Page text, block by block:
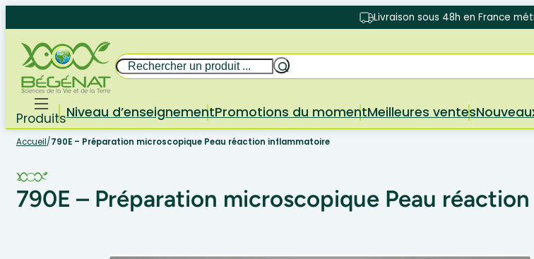
au
contenu
Livraison sous 48h en France
Produits
Rechercher
Niveau d’enseignementPromotions du momentMeilleures ventes
Accueil/790E – Préparation microscopique Peau réaction inflammatoire
790E – Préparation microscopique Peau